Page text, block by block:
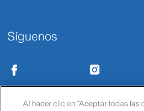
Síguenos
Condiciones de uso Políticas de
Al hacer clic en “Aceptar todas las